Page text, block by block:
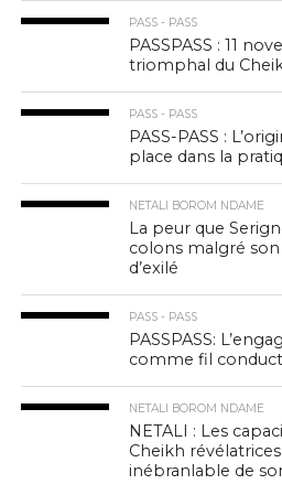
PASS - PASS
PASSPASS : 11
triomphal du
PASS - PASS
PASS-PASS :
place dans la
NETALI BOROM NDAME
La peur que
colons malgré
d’exilé
PASS - PASS
PASSPASS:
comme fil
NETALI BOROM NDAME
NETALI : Les
Cheikh
inébranlable de